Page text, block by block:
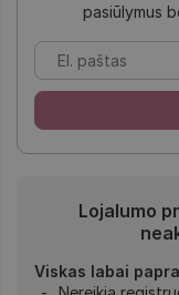
pasiūlymus
Lojalumo
Viskas labai